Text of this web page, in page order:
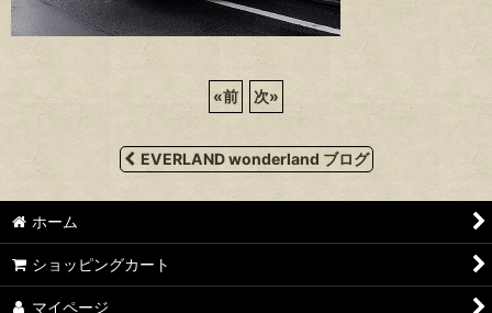
«前 次»
EVERLAND wonderland ブログ
ホーム
ショッピングカート
マイページ